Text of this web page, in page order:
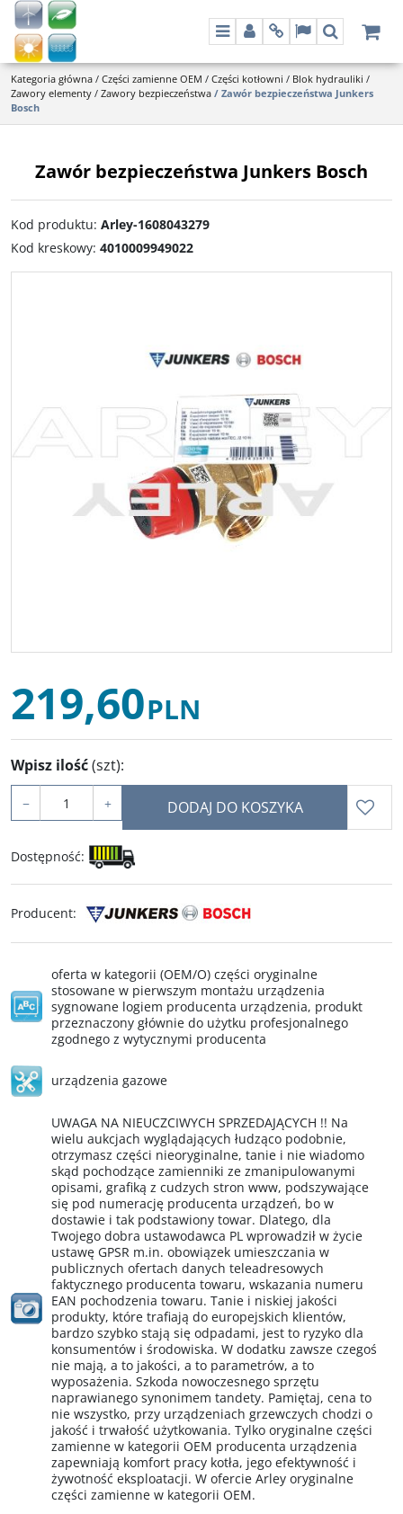
MenuPanelInfoLangSzukaj
Kategoria główna / Części zamienne OEM / Części kotłowni / Blok hydrauliki /
Zawory elementy / Zawory bezpieczeństwa / Zawór bezpieczeństwa Junkers
Bosch
Zawór bezpieczeństwa Junkers Bosch
Kod produktu: Arley-1608043279
Kod kreskowy: 4010009949022
219,60PLN
Wpisz ilość(szt):
− + DODAJ DO KOSZYKA
Dostępność:
Producent:
oferta w kategorii (OEM/O) części oryginalne
stosowane w pierwszym montażu urządzenia
sygnowane logiem producenta urządzenia, produkt
przeznaczony głównie do użytku profesjonalnego
zgodnego z wytycznymi producenta
urządzenia gazowe
UWAGA NA NIEUCZCIWYCH SPRZEDAJĄCYCH !! Na
wielu aukcjach wyglądających łudząco podobnie,
otrzymasz części nieoryginalne, tanie i nie wiadomo
skąd pochodzące zamienniki ze zmanipulowanymi
opisami, grafiką z cudzych stron www, podszywające
się pod numerację producenta urządzeń, bo w
dostawie i tak podstawiony towar. Dlatego, dla
Twojego dobra ustawodawca PL wprowadził w życie
ustawę GPSR m.in. obowiązek umieszczania w
publicznych ofertach danych teleadresowych
faktycznego producenta towaru, wskazania numeru
EAN pochodzenia towaru. Tanie i niskiej jakości
produkty, które trafiają do europejskich klientów,
bardzo szybko stają się odpadami, jest to ryzyko dla
konsumentów i środowiska. W dodatku zawsze czegoś
nie mają, a to jakości, a to parametrów, a to
wyposażenia. Szkoda nowoczesnego sprzętu
naprawianego synonimem tandety. Pamiętaj, cena to
nie wszystko, przy urządzeniach grzewczych chodzi o
jakość i trwałość użytkowania. Tylko oryginalne części
zamienne w kategorii OEM producenta urządzenia
zapewniają komfort pracy kotła, jego efektywność i
żywotność eksploatacji. W ofercie Arley oryginalne
części zamienne w kategorii OEM.